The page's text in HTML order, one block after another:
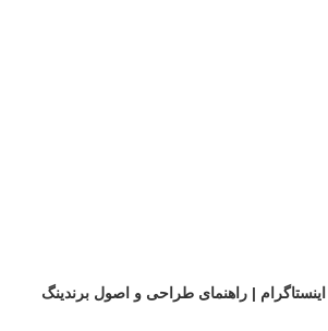
| راهنمای طراحی و اصول برندینگ